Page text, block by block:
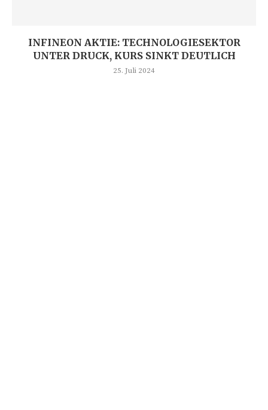
INFINEON AKTIE: TECHNOLOGIESEKTOR
UNTER DRUCK, KURS SINKT DEUTLICH
25. Juli 2024